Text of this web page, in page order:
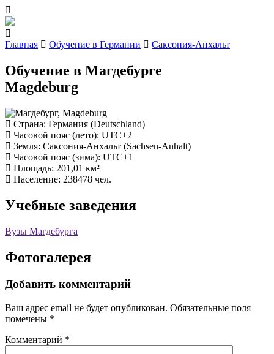
Главная Обучение в Германии Саксония-Анхальт
Обучение в Магдебурге
Magdeburg
Страна: Германия (Deutschland)
Часовой пояс (лето): UTC+2
Земля: Саксония-Анхальт (Sachsen-Anhalt)
Часовой пояс (зима): UTC+1
Площадь: 201,01 км²
Население: 238478 чел.
Учебные заведения
Вузы Магдебурга
Фотогалерея
Добавить комментарий
Ваш адрес email не будет опубликован. Обязательные поля
помечены *
Комментарий *